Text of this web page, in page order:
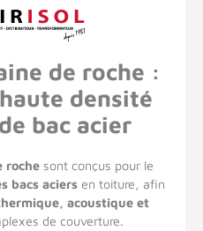
de roche :
densité
bac acier
roche sont conçus pour le
bacs aciers en toiture, afin
acoustique et
de couverture.